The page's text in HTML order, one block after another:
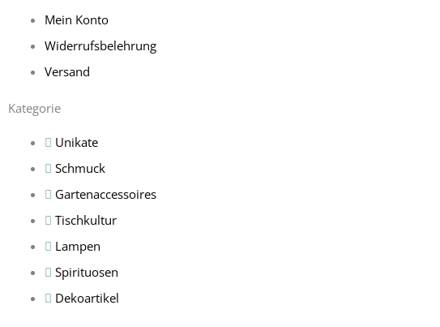
Mein Konto
Widerrufsbelehrung
Versand
Kategorie
Unikate
Schmuck
Gartenaccessoires
Tischkultur
Lampen
Spirituosen
Dekoartikel